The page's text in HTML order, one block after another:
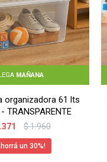
MAÑANA
organizadora 61 lts
TRANSPARENTE
$1.960
30